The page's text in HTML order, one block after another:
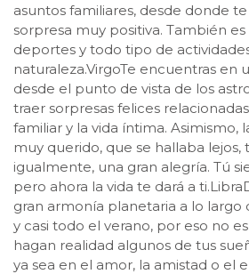
asuntos familiares, desde donde
sorpresa muy positiva. También
deportes y todo tipo de
naturaleza.VirgoTe encuentras
desde el punto de vista de los
traer sorpresas felices
familiar y la vida íntima. Asimismo,
muy querido, que se hallaba lejos,
igualmente, una gran alegría. Tú
pero ahora la vida te dará a
gran armonía planetaria a lo largo
y casi todo el verano, por eso no
hagan realidad algunos de tus
ya sea en el amor, la amistad o el